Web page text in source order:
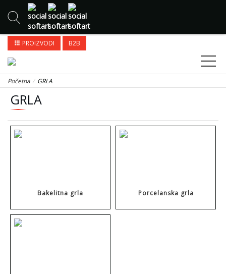
apps PROIZVODI B2B
Početna GRLA
GRLA
Bakelitna grla Porcelanska grla